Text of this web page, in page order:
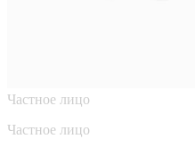
Частное лицо
Частное лицо